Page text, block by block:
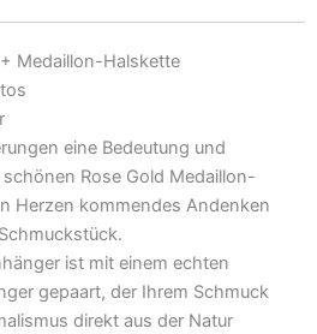
Medaillon-Halskette
eine Bedeutung und
Rose Gold Medaillon-
Herzen kommendes Andenken
ist mit einem echten
gepaart, der Ihrem Schmuck
direkt aus der Natur